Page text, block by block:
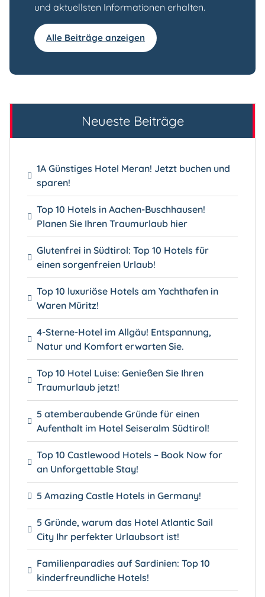
und aktuellsten Informationen erhalten.
Alle Beiträge anzeigen
Neueste Beiträge
1A Günstiges Hotel Meran! Jetzt buchen und
sparen!
Top 10 Hotels in Aachen-Buschhausen!
Planen Sie Ihren Traumurlaub hier
Glutenfrei in Südtirol: Top 10 Hotels für
einen sorgenfreien Urlaub!
Top 10 luxuriöse Hotels am Yachthafen in
Waren Müritz!
4-Sterne-Hotel im Allgäu! Entspannung,
Natur und Komfort erwarten Sie.
Top 10 Hotel Luise: Genießen Sie Ihren
Traumurlaub jetzt!
5 atemberaubende Gründe für einen
Aufenthalt im Hotel Seiseralm Südtirol!
Top 10 Castlewood Hotels – Book Now for
an Unforgettable Stay!
5 Amazing Castle Hotels in Germany!
5 Gründe, warum das Hotel Atlantic Sail
City Ihr perfekter Urlaubsort ist!
Familienparadies auf Sardinien: Top 10
kinderfreundliche Hotels!